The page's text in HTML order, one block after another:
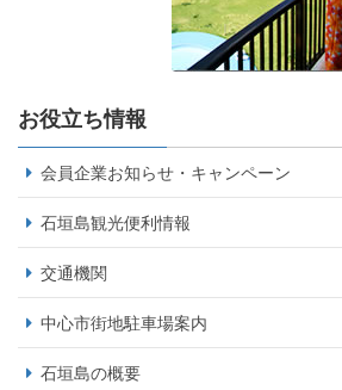
お役立ち情報
会員企業お知らせ・キャンペーン
石垣島観光便利情報
交通機関
中心市街地駐車場案内
石垣島の概要